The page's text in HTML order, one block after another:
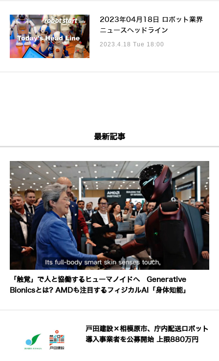
2023年04月18日 ロボット業界
ニュースヘッドライン
2023.4.18 Tue 18:00
最新記事
「触覚」で人と協働するヒューマノイドへ Generative
Bionicsとは? AMDも注目するフィジカルAI「身体知能」
戸田建設×相模原市、庁内配送ロボット
導入事業者を公募開始 上限880万円